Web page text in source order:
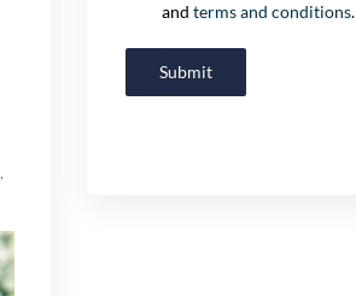
and terms and conditions.
Submit